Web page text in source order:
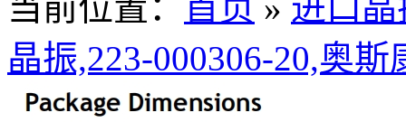
晶振,223-000306-20,奥